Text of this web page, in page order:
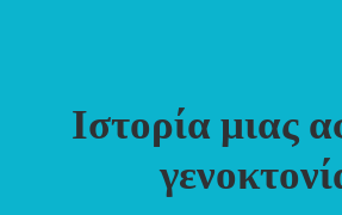
ФОРУМ УКРАЇНСЬКОЇ ДІАСПОРИ В
“ВІСНИК”/”ΑΓΓΕΛΙΑΦΌΡΟΣ”
Ιστορία μιας